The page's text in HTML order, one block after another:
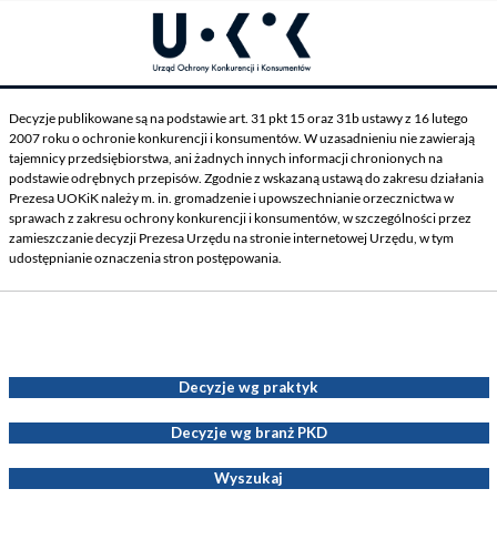
Decyzje publikowane są na podstawie art. 31 pkt 15 oraz 31b ustawy z 16 lutego
2007 roku o ochronie konkurencji i konsumentów. W uzasadnieniu nie zawierają
tajemnicy przedsiębiorstwa, ani żadnych innych informacji chronionych na
podstawie odrębnych przepisów. Zgodnie z wskazaną ustawą do zakresu działania
Prezesa UOKiK należy m. in. gromadzenie i upowszechnianie orzecznictwa w
sprawach z zakresu ochrony konkurencji i konsumentów, w szczególności przez
zamieszczanie decyzji Prezesa Urzędu na stronie internetowej Urzędu, w tym
udostępnianie oznaczenia stron postępowania.
Decyzje wg praktyk
Decyzje wg branż PKD
Wyszukaj